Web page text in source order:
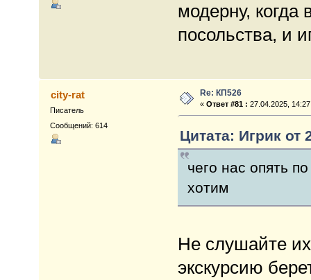
модерну, когда
посольства, и
city-rat
Писатель
Сообщений: 614
Re: КП526
«Ответ #81 : 27.04.2025,
Цитата: Игрик от
чего нас опять
хотим
Не слушайте
экскурсию